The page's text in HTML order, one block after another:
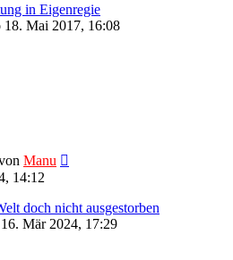
in Eigenregie
18. Mai 2017, 16:08
Manu
14:12
doch nicht ausgestorben
16. Mär 2024, 17:29